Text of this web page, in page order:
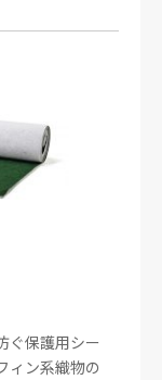
ぐ保護用シー
ィン系織物の